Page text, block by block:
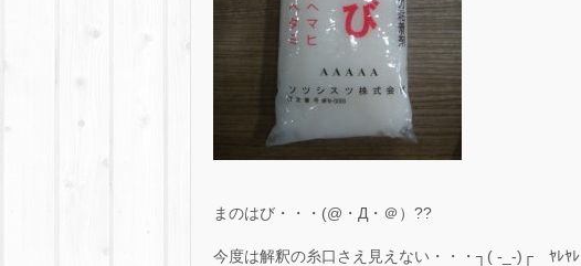
まのはび・・・(@・Д・＠）??
今度は解釈の糸口さえ見えない・・・┐( -_-)┌ ﾔﾚﾔﾚ